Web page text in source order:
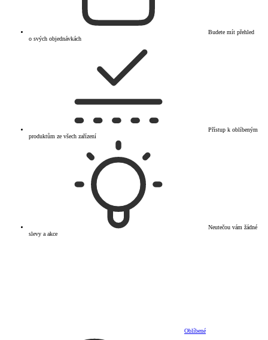
Budete mít přehled
o svých objednávkách
Přístup k oblíbeným
produktům ze všech zařízení
Neutečou vám žádné
slevy a akce
Oblíbené